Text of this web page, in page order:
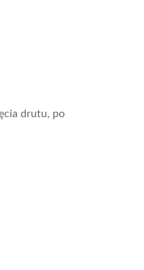
drutu, po